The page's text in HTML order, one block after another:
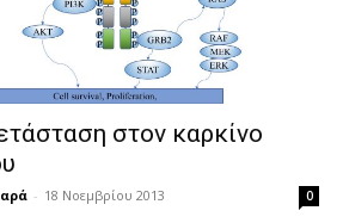
στον καρκίνο
- 18 Νοεμβρίου 2013 0